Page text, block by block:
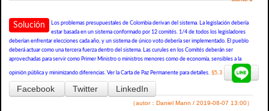
Solución
Los problemas presupuestales de Colombia derivan del sistema. La legislación debería
estar basada en un sistema conformado por 12 comités. 1/4 de todos los legisladores
deberían enfrentar elecciones cada año, y un sistema de único voto debería ser implementado. El pueblo
deberá actuar como una tercera fuerza dentro del sistema. Las curules en los Comités deberán ser
aprovechadas para servir como Primer Ministro o ministros menores como de economía, sensibles a la
opinión pública y minimizando diferencias. Ver la Carta de Paz Permanente para detalles. §5.3
Facebook Twitter LinkedIn
（autor：Daniel Mann / 2019-08-07 13:00）